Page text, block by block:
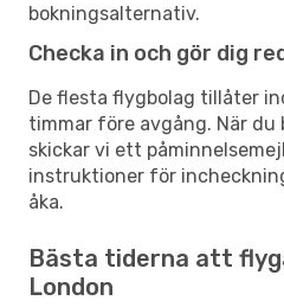
bokningsalternativ.
Checka in och gör dig
De flesta flygbolag tillåter
timmar före avgång. När du
skickar vi ett
instruktioner för
åka.
Bästa tiderna att
London